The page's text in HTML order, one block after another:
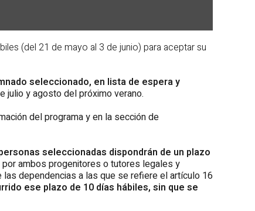
(del 21 de mayo al 3 de junio) para aceptar su
seleccionado, en lista de espera y
julio y agosto del próximo verano.
del programa y en la sección de
seleccionadas dispondrán de un plazo
ambos progenitores o tutores legales y
dependencias a las que se refiere el artículo 16
ese plazo de 10 días hábiles, sin que se